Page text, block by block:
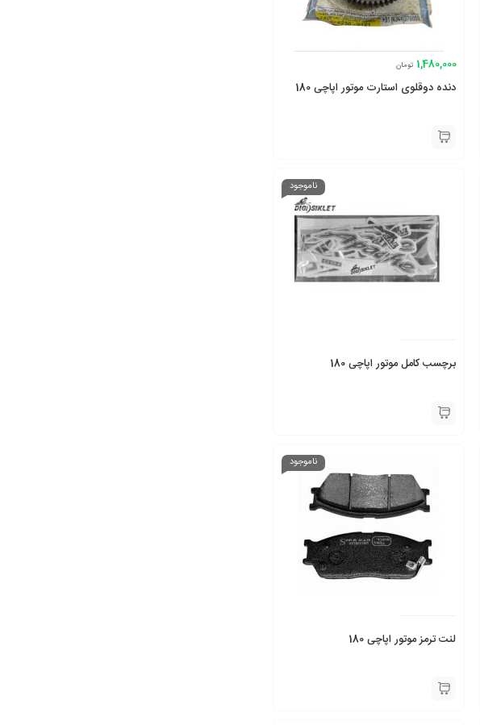
1,480,000 تومان
دنده دوقلوی استارت موتور اپاچی 180
ناموجود
برچسب کامل موتور اپاچی 180
ناموجود
لنت ترمز موتور اپاچی 180